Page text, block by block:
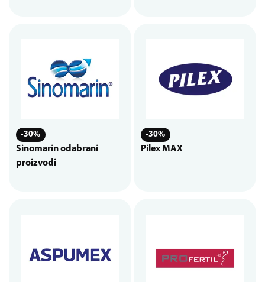
-30%
Sinomarin odabrani
proizvodi
-30%
Pilex MAX